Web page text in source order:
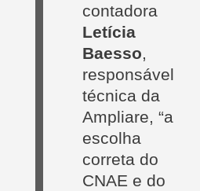
contadora
Letícia
Baesso,
responsável
técnica da
Ampliare, “a
escolha
correta do
CNAE e do